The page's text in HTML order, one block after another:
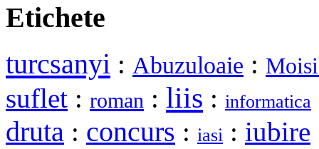
Etichete
turcsanyi : Abuzuloaie :
suflet : roman : liis : informatica
druta : concurs : iasi : iubire